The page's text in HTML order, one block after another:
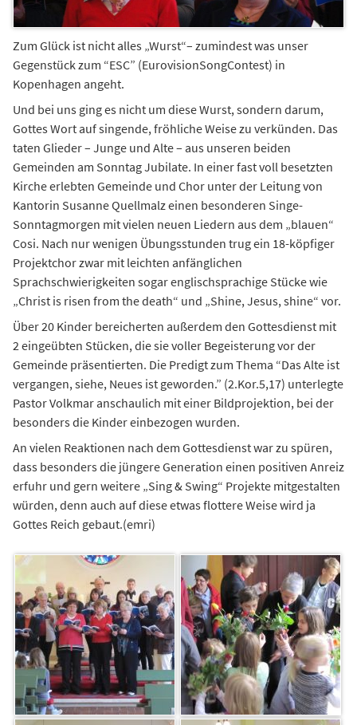
Zum Glück ist nicht alles „Wurst“– zumindest was unser
Gegenstück zum “ESC” (EurovisionSongContest) in
Kopenhagen angeht.
Und bei uns ging es nicht um diese Wurst, sondern darum,
Gottes Wort auf singende, fröhliche Weise zu verkünden. Das
taten Glieder – Junge und Alte – aus unseren beiden
Gemeinden am Sonntag Jubilate. In einer fast voll besetzten
Kirche erlebten Gemeinde und Chor unter der Leitung von
Kantorin Susanne Quellmalz einen besonderen Singe-
Sonntagmorgen mit vielen neuen Liedern aus dem „blauen“
Cosi. Nach nur wenigen Übungsstunden trug ein 18-köpfiger
Projektchor zwar mit leichten anfänglichen
Sprachschwierigkeiten sogar englischsprachige Stücke wie
„Christ is risen from the death“ und „Shine, Jesus, shine“ vor.
Über 20 Kinder bereicherten außerdem den Gottesdienst mit
2 eingeübten Stücken, die sie voller Begeisterung vor der
Gemeinde präsentierten. Die Predigt zum Thema “Das Alte ist
vergangen, siehe, Neues ist geworden.” (2.Kor.5,17) unterlegte
Pastor Volkmar anschaulich mit einer Bildprojektion, bei der
besonders die Kinder einbezogen wurden.
An vielen Reaktionen nach dem Gottesdienst war zu spüren,
dass besonders die jüngere Generation einen positiven Anreiz
erfuhr und gern weitere „Sing & Swing“ Projekte mitgestalten
würden, denn auch auf diese etwas flottere Weise wird ja
Gottes Reich gebaut.(emri)